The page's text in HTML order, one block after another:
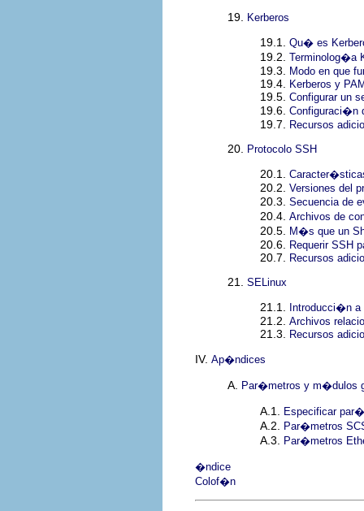
19. Kerberos
19.1. Qu� es
19.2. Terminolog�a
19.3. Modo en que
19.4. Kerberos y
19.5. Configurar un
19.6. Configuraci�n
19.7. Recursos
20. Protocolo SSH
20.1.
20.2. Versiones del
20.3. Secuencia de
20.4. Archivos de
20.5. M�s que un
20.6. Requerir SSH
20.7. Recursos
21. SELinux
21.1. Introducci�n a
21.2. Archivos
21.3. Recursos
IV. Ap�ndices
A. Par�metros y m�dulos
A.1. Especificar
A.2. Par�metros
A.3. Par�metros
�ndice
Colof�n